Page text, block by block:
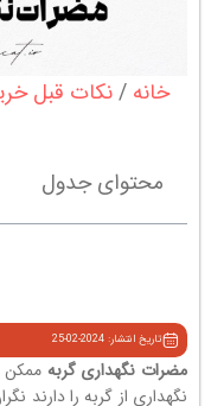
خانه نکات قبل
محتوای جدول
تاریخ انتشار: 2024-02-25
مضرات نگهداری گربه ممکن
نگهداری از گربه را دارند